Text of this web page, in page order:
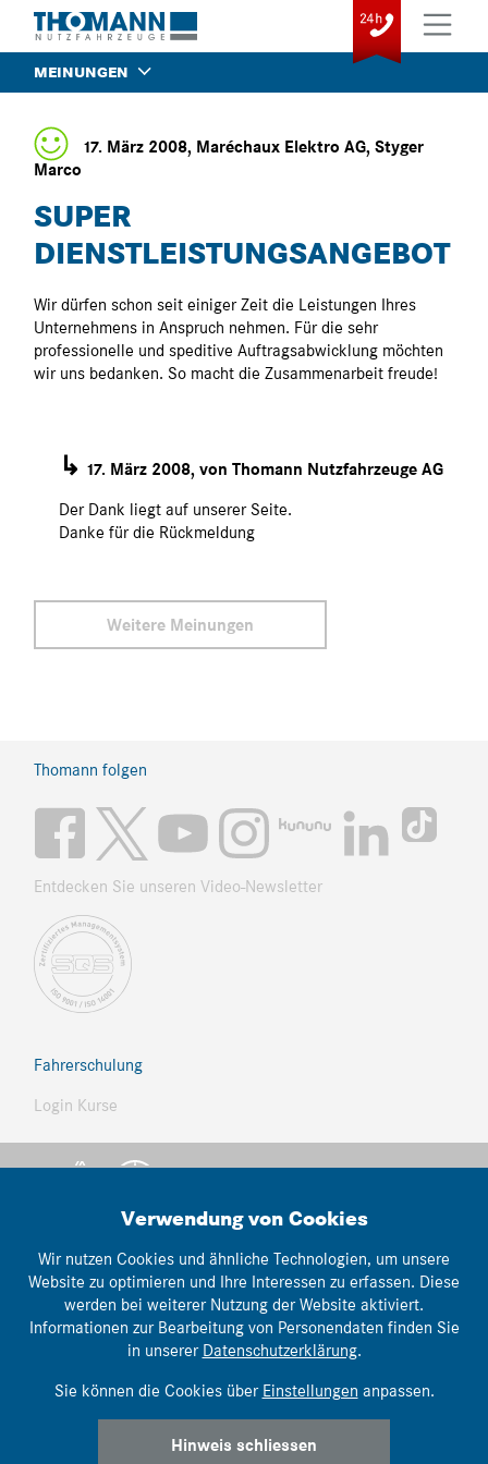
MEINUNGEN
17. März 2008, Maréchaux Elektro AG, Styger
Marco
SUPER
DIENSTLEISTUNGSANGEBOT
Wir dürfen schon seit einiger Zeit die Leistungen Ihres
Unternehmens in Anspruch nehmen. Für die sehr
professionelle und speditive Auftragsabwicklung möchten
wir uns bedanken. So macht die Zusammenarbeit freude!
↳ 17. März 2008, von Thomann Nutzfahrzeuge AG
Der Dank liegt auf unserer Seite.
Danke für die Rückmeldung
Weitere Meinungen
Thomann folgen
Entdecken Sie unseren Video-Newsletter
Fahrerschulung
Login Kurse
© Thomann Nutzfahrzeuge
webwork:lemonbrain.ch
Verwendung von Cookies
Wir nutzen Cookies und ähnliche Technologien, um unsere
Website zu optimieren und Ihre Interessen zu erfassen. Diese
werden bei weiterer Nutzung der Website aktiviert.
Informationen zur Bearbeitung von Personendaten finden Sie
in unserer Datenschutzerklärung.
Sie können die Cookies über Einstellungen anpassen.
Hinweis schliessen